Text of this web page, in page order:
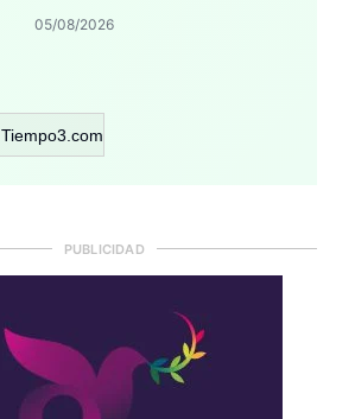
05/08/2026
Tiempo3.com
PUBLICIDAD